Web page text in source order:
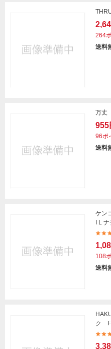
264
送料
万丈
955
96ポ
送料
ケン
I L
108
送料
ク